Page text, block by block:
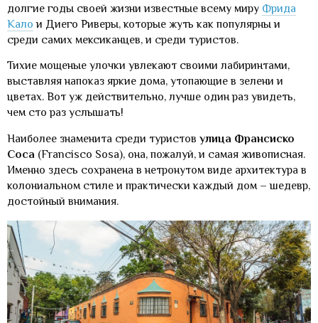
долгие годы своей жизни известные всему миру Фрида
Кало и Диего Риверы, которые жуть как популярны и
среди самих мексиканцев, и среди туристов.
Тихие мощеные улочки увлекают своими лабиринтами,
выставляя напоказ яркие дома, утопающие в зелени и
цветах. Вот уж действительно, лучше один раз увидеть,
чем сто раз услышать!
Наиболее знаменита среди туристов улица Франсиско
Соса (Francisco Sosa), она, пожалуй, и самая живописная.
Именно здесь сохранена в нетронутом виде архитектура в
колониальном стиле и практически каждый дом – шедевр,
достойный внимания.